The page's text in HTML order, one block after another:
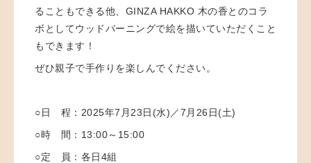
ることもできる他、GINZA HAKKO 木の香とのコラ
ボとしてウッドバーニングで絵を描いていただくこと
もできます！
ぜひ親子で手作りを楽しんでください。
○日 程： 2025年7月23日(水)／7月26日(土)
○時 間： 13:00～15:00
○定 員： 各日4組